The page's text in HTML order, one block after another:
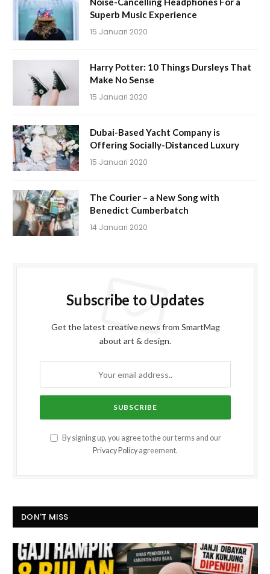
Superb Music Experience
15 Januari 2020
Harry Potter: 10 Things Dursleys That
Make No Sense
15 Januari 2020
Dubai-Based Yacht Company is
Offering Socially-Distanced Luxury
15 Januari 2020
The Courier – a New Song with
Benedict Cumberbatch
14 Januari 2020
Subscribe to Updates
Get the latest creative news from SmartMag
about art & design.
By signing up, you agree to the our terms and our
Privacy Policy agreement.
DON'T MISS